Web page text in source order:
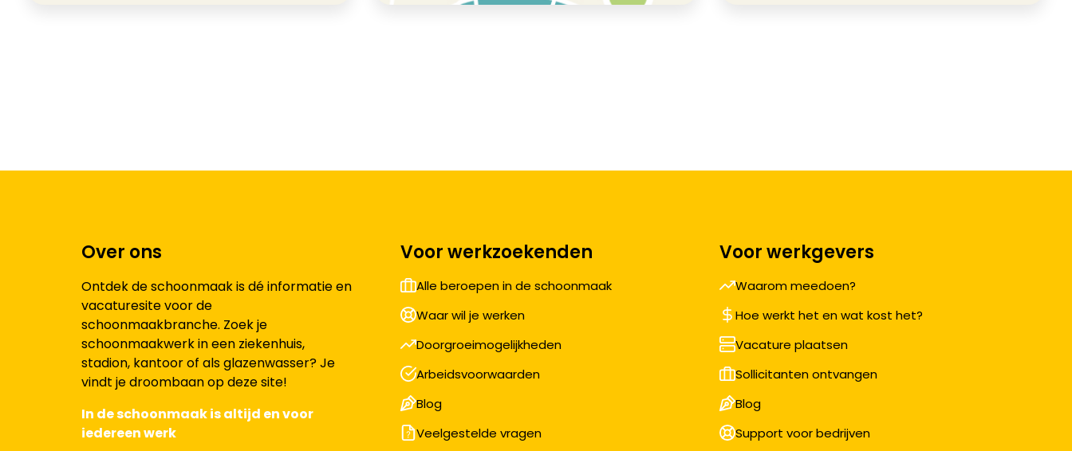
Over ons
Ontdek de schoonmaak is dé informatie en
vacaturesite voor de
schoonmaakbranche. Zoek je
schoonmaakwerk in een ziekenhuis,
stadion, kantoor of als glazenwasser? Je
vindt je droombaan op deze site!
In de schoonmaak is altijd en voor
iedereen werk
Voor werkzoekenden
Alle beroepen in de schoonmaak
Waar wil je werken
Doorgroeimogelijkheden
Arbeidsvoorwaarden
Blog
Veelgestelde vragen
Voor werkgevers
Waarom meedoen?
Hoe werkt het en wat kost het?
Vacature plaatsen
Sollicitanten ontvangen
Blog
Support voor bedrijven